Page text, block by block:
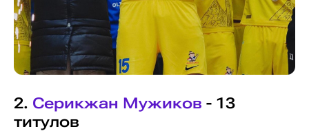
2. Серикжан Мужиков - 13
титулов